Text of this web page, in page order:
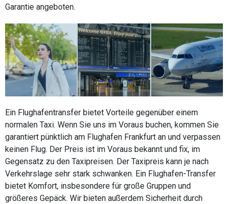
Garantie angeboten.
Ein Flughafentransfer bietet Vorteile gegenüber einem
normalen Taxi. Wenn Sie uns im Voraus buchen, kommen Sie
garantiert pünktlich am Flughafen Frankfurt an und verpassen
keinen Flug. Der Preis ist im Voraus bekannt und fix, im
Gegensatz zu den Taxipreisen. Der Taxipreis kann je nach
Verkehrslage sehr stark schwanken. Ein Flughafen-Transfer
bietet Komfort, insbesondere für große Gruppen und
größeres Gepäck. Wir bieten außerdem Sicherheit durch